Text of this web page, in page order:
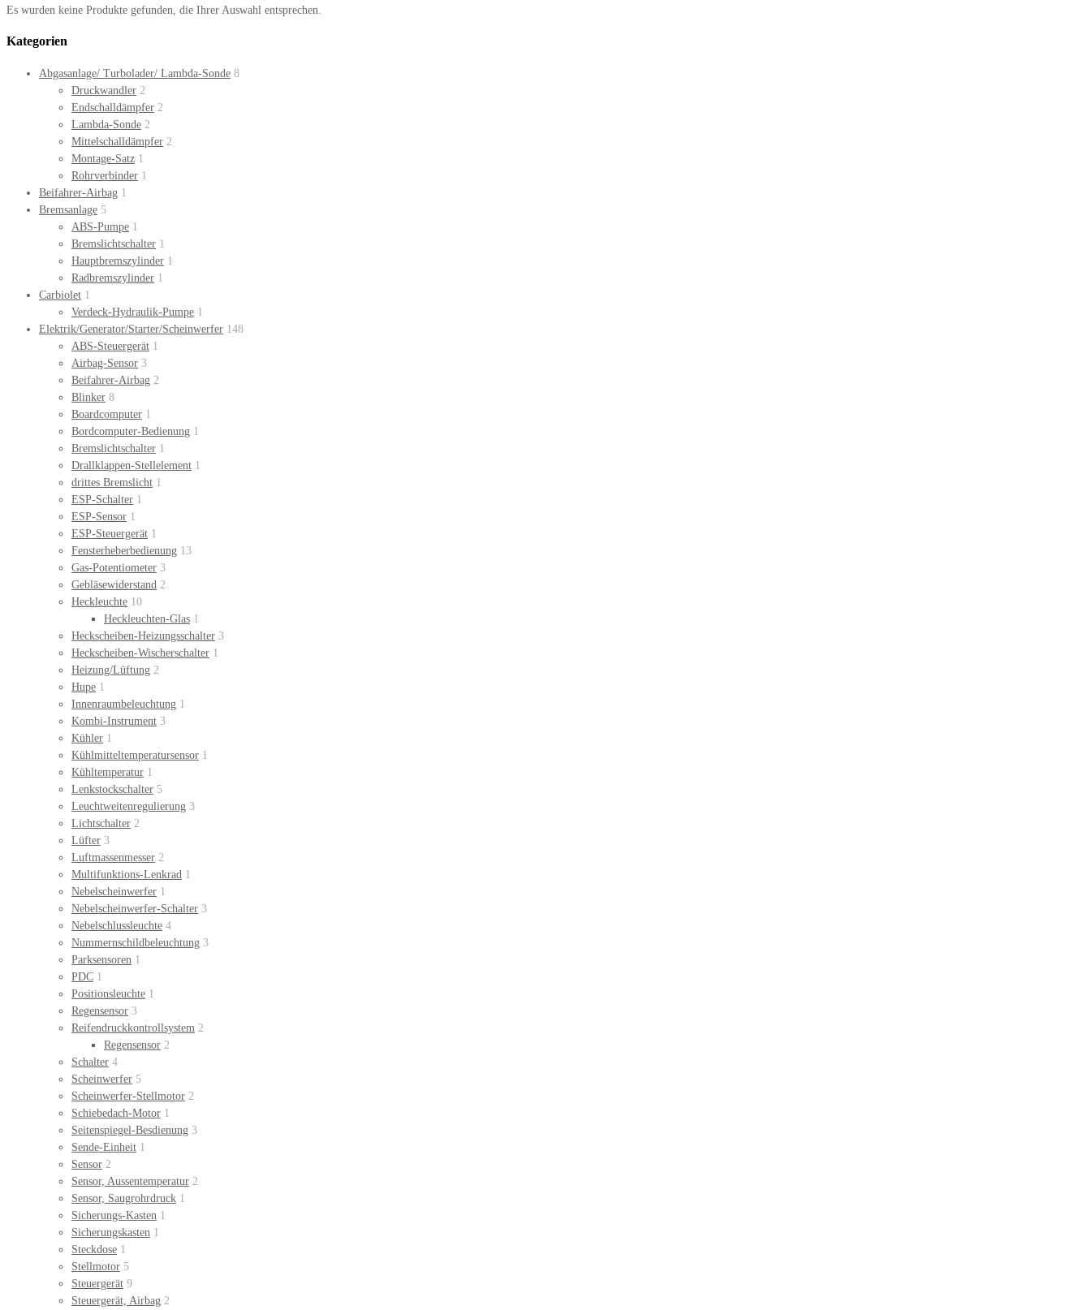
Es wurden keine Produkte gefunden, die Ihrer Auswahl entsprechen.
Kategorien
Abgasanlage/ Turbolader/ Lambda-Sonde 8
Druckwandler 2
Endschalldämpfer 2
Lambda-Sonde 2
Mittelschalldämpfer 2
Montage-Satz 1
Rohrverbinder 1
Beifahrer-Airbag 1
Bremsanlage 5
ABS-Pumpe 1
Bremslichtschalter 1
Hauptbremszylinder 1
Radbremszylinder 1
Carbiolet 1
Verdeck-Hydraulik-Pumpe 1
Elektrik/Generator/Starter/Scheinwerfer 148
ABS-Steuergerät 1
Airbag-Sensor 3
Beifahrer-Airbag 2
Blinker 8
Boardcomputer 1
Bordcomputer-Bedienung 1
Bremslichtschalter 1
Drallklappen-Stellelement 1
drittes Bremslicht 1
ESP-Schalter 1
ESP-Sensor 1
ESP-Steuergerät 1
Fensterheberbedienung 13
Gas-Potentiometer 3
Gebläsewiderstand 2
Heckleuchte 10
Heckleuchten-Glas 1
Heckscheiben-Heizungsschalter 3
Heckscheiben-Wischerschalter 1
Heizung/Lüftung 2
Hupe 1
Innenraumbeleuchtung 1
Kombi-Instrument 3
Kühler 1
Kühlmitteltemperatursensor 1
Kühltemperatur 1
Lenkstockschalter 5
Leuchtweitenregulierung 3
Lichtschalter 2
Lüfter 3
Luftmassenmesser 2
Multifunktions-Lenkrad 1
Nebelscheinwerfer 1
Nebelscheinwerfer-Schalter 3
Nebelschlussleuchte 4
Nummernschildbeleuchtung 3
Parksensoren 1
PDC 1
Positionsleuchte 1
Regensensor 3
Reifendruckkontrollsystem 2
Regensensor 2
Schalter 4
Scheinwerfer 5
Scheinwerfer-Stellmotor 2
Schiebedach-Motor 1
Seitenspiegel-Besdienung 3
Sende-Einheit 1
Sensor 2
Sensor, Aussentemperatur 2
Sensor, Saugrohrdruck 1
Sicherungs-Kasten 1
Sicherungskasten 1
Steckdose 1
Stellmotor 5
Steuergerät 9
Steuergerät, Airbag 2